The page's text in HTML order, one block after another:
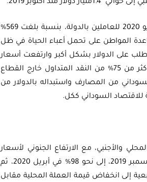
أما العامل الثاني فهو قيام الحكومة برفع الحد الأدنى للأجور في مايو 2020 للعاملين بالدولة، بنسبة بلغت 569%
المواطن على تحمل أعباء الحياة في ظل
الطلب على الدولار بشكل أكبر وارتفعت أسعار
السلع نتيجة امتصاص السوق للسيولة الجديدة، فضلا عن وجود أكثر من 75% من النقد المتداول خارج القطاع
من المصارف واستبداله بالدولار من
للاقتصاد السوداني ككل.
والأجنبي، مع الارتفاع الجنوني لأسعار
السلع، تركت أثرها على التضخم الذي ارتفع بالتبعية من 57% في ديسمبر 2019، إلى نحو 98% في أبريل 2020، ثم
في أغسطس 2020، مما أدى بالتبعية إلى انخفاض قيمة العملة المحلية مقابل